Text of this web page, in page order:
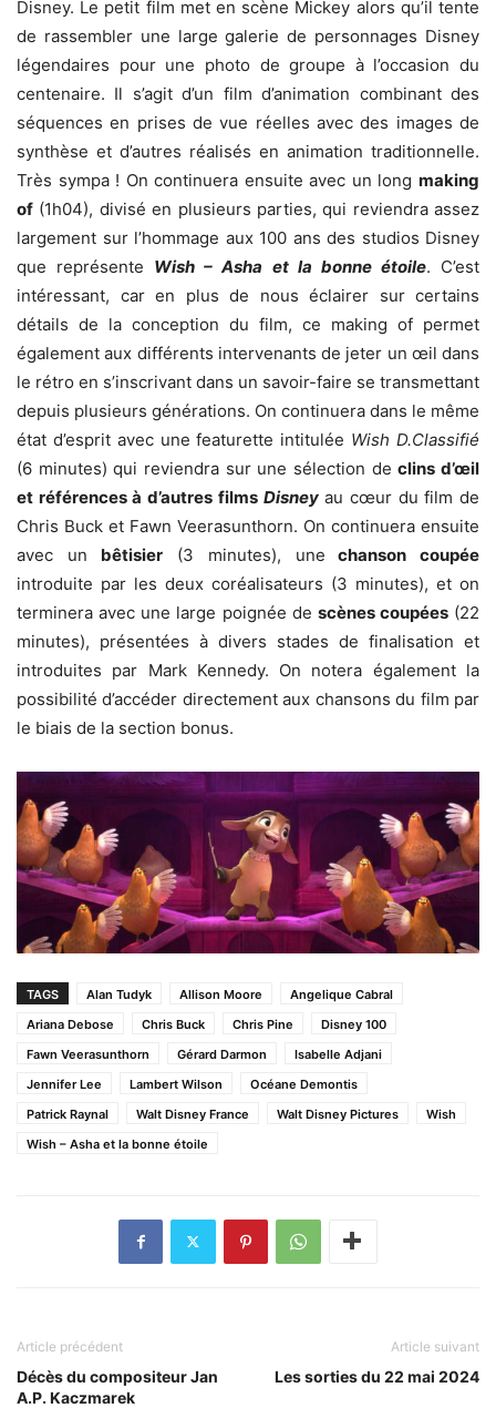
Disney. Le petit film met en scène Mickey alors qu’il tente
de rassembler une large galerie de personnages Disney
légendaires pour une photo de groupe à l’occasion du
centenaire. Il s’agit d’un film d’animation combinant des
séquences en prises de vue réelles avec des images de
synthèse et d’autres réalisés en animation traditionnelle.
Très sympa ! On continuera ensuite avec un long making
of (1h04), divisé en plusieurs parties, qui reviendra assez
largement sur l’hommage aux 100 ans des studios Disney
que représente Wish – Asha et la bonne étoile. C’est
intéressant, car en plus de nous éclairer sur certains
détails de la conception du film, ce making of permet
également aux différents intervenants de jeter un œil dans
le rétro en s’inscrivant dans un savoir-faire se transmettant
depuis plusieurs générations. On continuera dans le même
état d’esprit avec une featurette intitulée Wish D.Classifié
(6 minutes) qui reviendra sur une sélection declins d’œil
et références à d’autres filmsDisney au cœur du film de
Chris Buck et Fawn Veerasunthorn. On continuera ensuite
avec un bêtisier (3 minutes), une chanson coupée
introduite par les deux coréalisateurs (3 minutes), et on
terminera avec une large poignée de scènes coupées(22
minutes), présentées à divers stades de finalisation et
introduites par Mark Kennedy. On notera également la
possibilité d’accéder directement aux chansons du film par
le biais de la section bonus.
TAGS Alan Tudyk Allison Moore
Angelique Cabral
Ariana Debose
Chris Buck Chris Pine
Disney 100
Fawn Veerasunthorn
Gérard Darmon
Isabelle Adjani
Jennifer Lee
Lambert Wilson
Océane Demontis
Patrick Raynal
Walt Disney France Walt Disney Pictures
Wish
Wish – Asha et la bonne étoile
Article précédent
Décès du compositeur Jan
A.P. Kaczmarek
Article suivant
Les sorties du 22 mai 2024